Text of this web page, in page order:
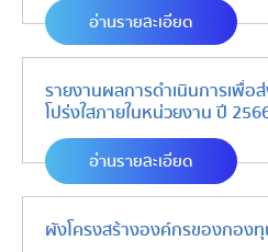
อ่านรายละเอียด
รายงานผลการดำเนินการเพื่อ
โปร่งใสภายในหน่วยงาน ปี
อ่านรายละเอียด
ผังโครงสร้างองค์กรของกอง